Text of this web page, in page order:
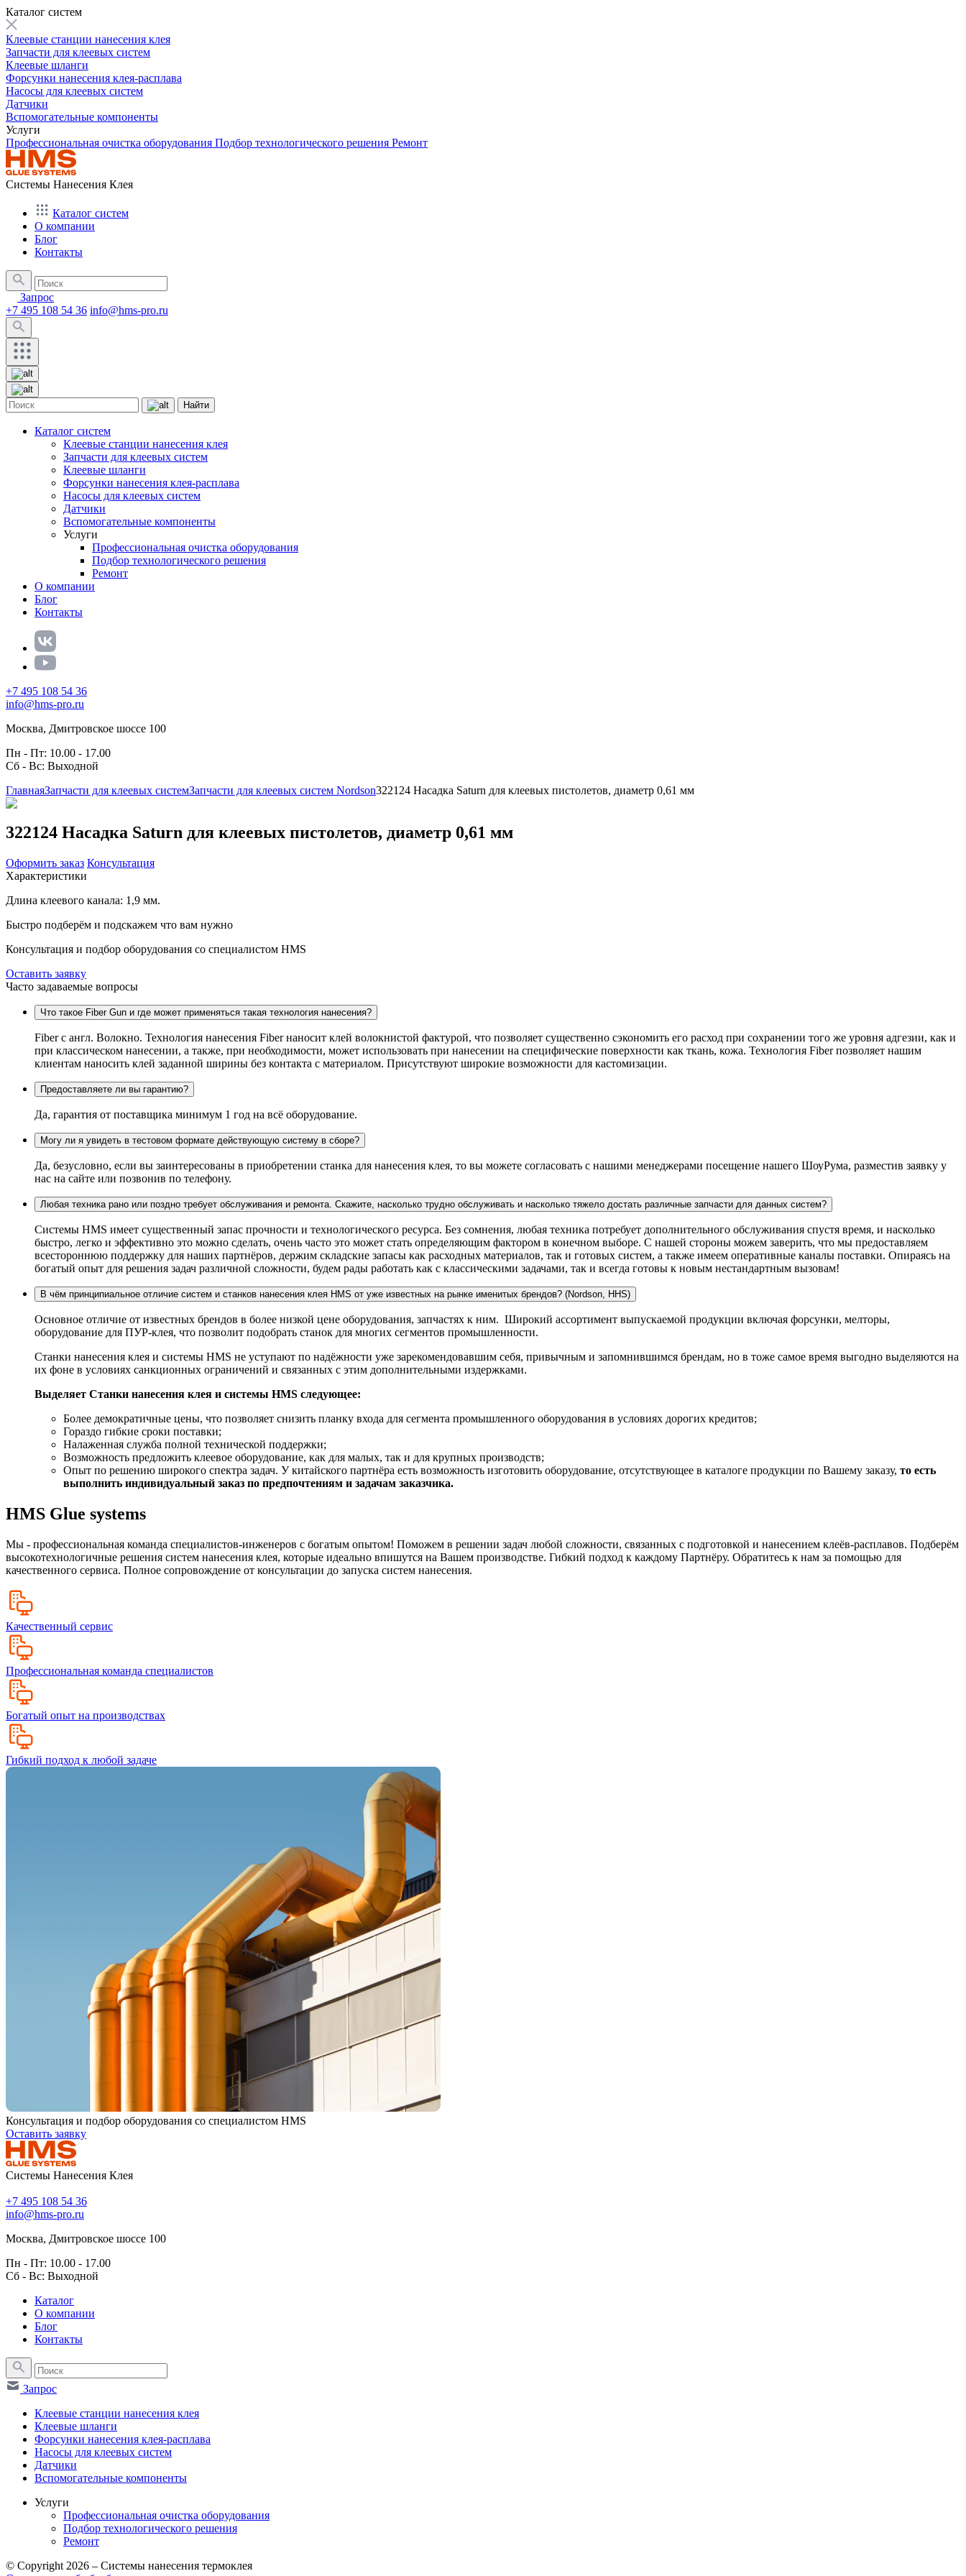
Каталог систем
Клеевые станции нанесения клея
Запчасти для клеевых систем
Клеевые шланги
Форсунки нанесения клея-расплава
Насосы для клеевых систем
Датчики
Вспомогательные компоненты
Услуги
Профессиональная очистка оборудования Подбор технологического решения Ремонт
Системы Нанесения Клея
Каталог систем
О компании
Блог
Контакты
Запрос
+7 495 108 54 36 info@hms-pro.ru
Найти
Каталог систем
Клеевые станции нанесения клея
Запчасти для клеевых систем
Клеевые шланги
Форсунки нанесения клея-расплава
Насосы для клеевых систем
Датчики
Вспомогательные компоненты
Услуги
Профессиональная очистка оборудования
Подбор технологического решения
Ремонт
О компании
Блог
Контакты
+7 495 108 54 36
info@hms-pro.ru
Москва, Дмитровское шоссе 100
Пн - Пт: 10.00 - 17.00
Сб - Вс: Выходной
ГлавнаяЗапчасти для клеевых системЗапчасти для клеевых систем Nordson322124 Насадка Saturn для клеевых пистолетов, диаметр 0,61 мм
322124 Насадка Saturn для клеевых пистолетов, диаметр 0,61 мм
Оформить заказ Консультация
Характеристики
Длина клеевого канала: 1,9 мм.
Быстро подберём и подскажем что вам нужно
Консультация и подбор оборудования со специалистом HMS
Оставить заявку
Часто задаваемые вопросы
Что такое Fiber Gun и где может применяться такая технология нанесения?
Fiber c англ. Волокно. Технология нанесения Fiber наносит клей волокнистой фактурой, что позволяет существенно сэкономить его расход при сохранении того же уровня адгезии, как и
при классическом нанесении, а также, при необходимости, может использовать при нанесении на специфические поверхности как ткань, кожа. Технология Fiber позволяет нашим
клиентам наносить клей заданной ширины без контакта с материалом. Присутствуют широкие возможности для кастомизации.
Предоставляете ли вы гарантию?
Да, гарантия от поставщика минимум 1 год на всё оборудование.
Могу ли я увидеть в тестовом формате действующую систему в сборе?
Да, безусловно, если вы заинтересованы в приобретении станка для нанесения клея, то вы можете согласовать с нашими менеджерами посещение нашего ШоуРума, разместив заявку у
нас на сайте или позвонив по телефону.
Любая техника рано или поздно требует обслуживания и ремонта. Скажите, насколько трудно обслуживать и насколько тяжело достать различные запчасти для данных систем?
Системы HMS имеет существенный запас прочности и технологического ресурса. Без сомнения, любая техника потребует дополнительного обслуживания спустя время, и насколько
быстро, легко и эффективно это можно сделать, очень часто это может стать определяющим фактором в конечном выборе. С нашей стороны можем заверить, что мы предоставляем
всестороннюю поддержку для наших партнёров, держим складские запасы как расходных материалов, так и готовых систем, а также имеем оперативные каналы поставки. Опираясь на
богатый опыт для решения задач различной сложности, будем рады работать как с классическими задачами, так и всегда готовы к новым нестандартным вызовам!
В чём принципиальное отличие систем и станков нанесения клея HMS от уже известных на рынке именитых брендов? (Nordson, HHS)
Основное отличие от известных брендов в более низкой цене оборудования, запчастях к ним. Широкий ассортимент выпускаемой продукции включая форсунки, мелторы,
оборудование для ПУР-клея, что позволит подобрать станок для многих сегментов промышленности.
Станки нанесения клея и системы HMS не уступают по надёжности уже зарекомендовавшим себя, привычным и запомнившимся брендам, но в тоже самое время выгодно выделяются на
их фоне в условиях санкционных ограничений и связанных с этим дополнительными издержками.
Выделяет Станки нанесения клея и системы HMS следующее:
Более демократичные цены, что позволяет снизить планку входа для сегмента промышленного оборудования в условиях дорогих кредитов;
Гораздо гибкие сроки поставки;
Налаженная служба полной технической поддержки;
Возможность предложить клеевое оборудование, как для малых, так и для крупных производств;
Опыт по решению широкого спектра задач. У китайского партнёра есть возможность изготовить оборудование, отсутствующее в каталоге продукции по Вашему заказу, то есть
выполнить индивидуальный заказ по предпочтениям и задачам заказчика.
HMS Glue systems
Мы - профессиональная команда специалистов-инженеров с богатым опытом! Поможем в решении задач любой сложности, связанных с подготовкой и нанесением клеёв-расплавов. Подберём
высокотехнологичные решения систем нанесения клея, которые идеально впишутся на Вашем производстве. Гибкий подход к каждому Партнёру. Обратитесь к нам за помощью для
качественного сервиса. Полное сопровождение от консультации до запуска систем нанесения.
Качественный сервис
Профессиональная команда специалистов
Богатый опыт на производствах
Гибкий подход к любой задаче
Консультация и подбор оборудования со специалистом HMS
Оставить заявку
Системы Нанесения Клея
+7 495 108 54 36
info@hms-pro.ru
Москва, Дмитровское шоссе 100
Пн - Пт: 10.00 - 17.00
Сб - Вс: Выходной
Каталог
О компании
Блог
Контакты
Запрос
Клеевые станции нанесения клея
Клеевые шланги
Форсунки нанесения клея-расплава
Насосы для клеевых систем
Датчики
Вспомогательные компоненты
Услуги
Профессиональная очистка оборудования
Подбор технологического решения
Ремонт
© Copyright 2026 – Системы нанесения термоклея